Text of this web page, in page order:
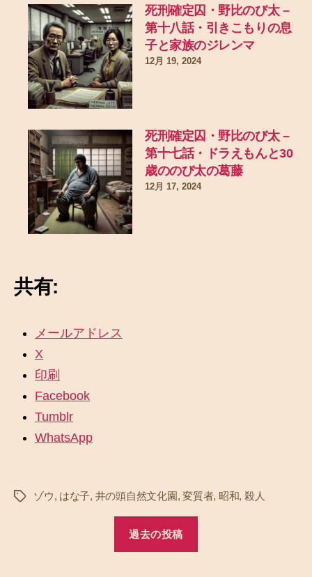
死刑確定囚・野比のび太 –
第十八話・引きこもりの息
子と家族のジレンマ
12月 19, 2024
死刑確定囚・野比のび太 –
第十七話・ドラえもんと30
歳ののび太の葛藤
12月 17, 2024
共有:
メールアドレス
X
印刷
Facebook
Tumblr
WhatsApp
タ
ゾウ, はな子, 井の頭自然文化園,変質者, 昭和, 殺人
過去の投稿